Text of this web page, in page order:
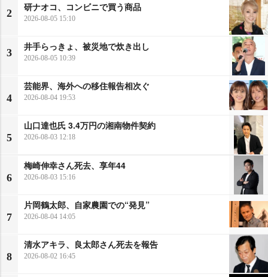
2
研ナオコ、コンビニで買う商品
2026-08-05 15:10
3
井手らっきょ、被災地で炊き出し
2026-08-05 10:39
4
芸能界、海外への移住報告相次ぐ
2026-08-04 19:53
5
山口達也氏 3.4万円の湘南物件契約
2026-08-03 12:18
6
梅崎伸幸さん死去、享年44
2026-08-03 15:16
7
片岡鶴太郎、自家農園での“発見”
2026-08-04 14:05
8
清水アキラ、良太郎さん死去を報告
2026-08-02 16:45